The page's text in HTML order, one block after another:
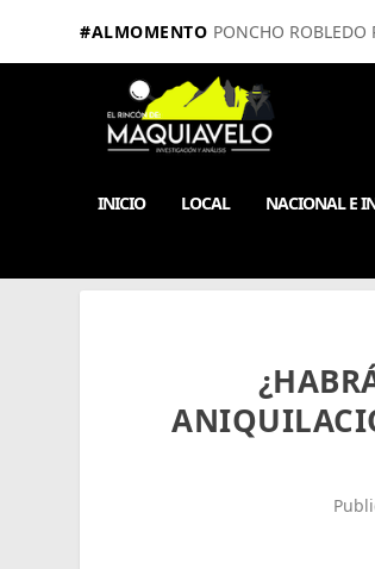
#ALMOMENTO PONCHO ROBLEDO
INICIO LOCAL NACIONAL E